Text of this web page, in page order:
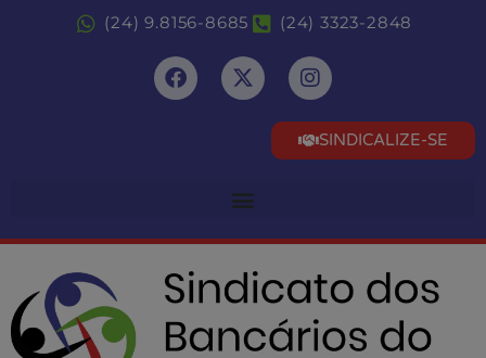
(24) 9.8156-8685 (24) 3323-2848
SINDICALIZE-SE